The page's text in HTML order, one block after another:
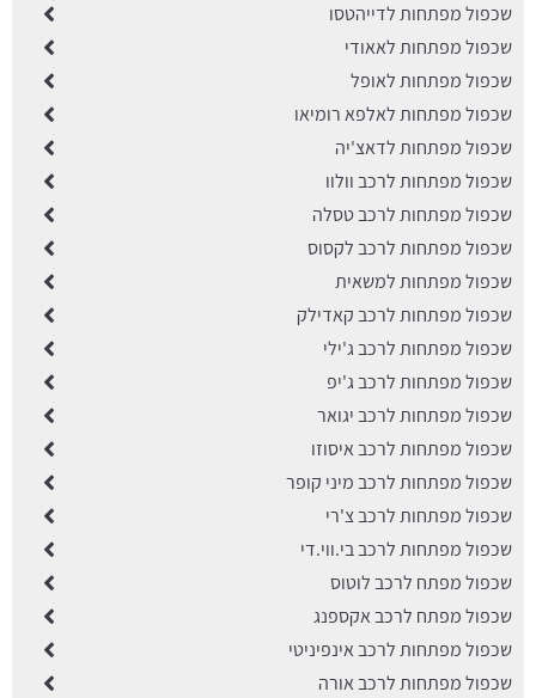
שכפול מפתחות לדייהטסו
שכפול מפתחות לאאודי
שכפול מפתחות לאופל
שכפול מפתחות לאלפא רומיאו
שכפול מפתחות לדאצ'יה
שכפול מפתחות לרכב וולוו
שכפול מפתחות לרכב טסלה
שכפול מפתחות לרכב לקסוס
שכפול מפתחות למשאית
שכפול מפתחות לרכב קאדילק
שכפול מפתחות לרכב ג'ילי
שכפול מפתחות לרכב ג'יפ
שכפול מפתחות לרכב יגואר
שכפול מפתחות לרכב איסוזו
שכפול מפתחות לרכב מיני קופר
שכפול מפתחות לרכב צ'רי
שכפול מפתחות לרכב בי.ווי.די
שכפול מפתח לרכב לוטוס
שכפול מפתח לרכב אקספנג
שכפול מפתחות לרכב אינפיניטי
שכפול מפתחות לרכב אורה